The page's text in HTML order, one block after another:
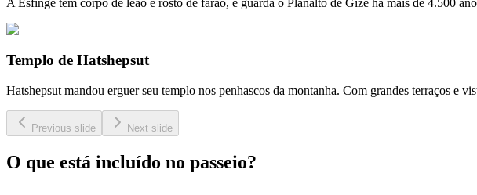
A Esfinge tem corpo de leão e rosto de faraó, e guarda o Planalto de Gizé há mais de 4.500
Templo de Hatshepsut
Hatshepsut mandou erguer seu templo nos penhascos da montanha. Com grandes terraços e
Previous slide Next slide
O que está incluído no passeio?